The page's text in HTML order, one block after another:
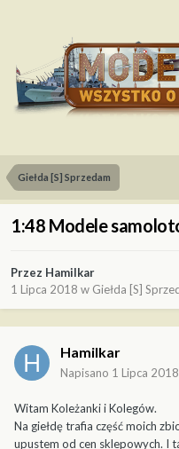
Giełda [S] Sprzedam
1:48 Modele
Przez Hamilkar
1 Lipca 2018 w Giełda [S]
Hamilkar
Napisano 1 Lipca 2018
Witam Koleżanki i Kolegów.
Na giełdę trafia część moich
upustem od cen sklepowych. I